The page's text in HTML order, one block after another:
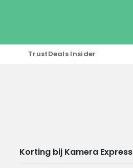
TrustDeals Insider
Korting bij Kamera Express